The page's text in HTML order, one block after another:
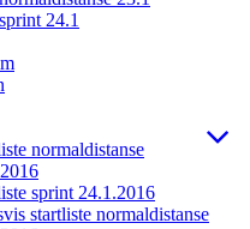
24.1
normaldistanse
sprint 24.1.2016
startliste normaldistanse